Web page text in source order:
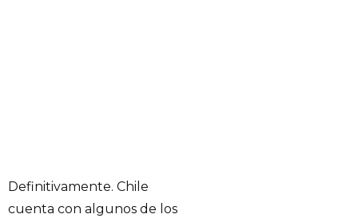
Definitivamente. Chile
cuenta con algunos de los